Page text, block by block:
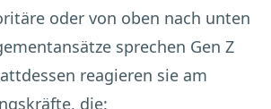
oder von oben nach unten
sprechen Gen Z
reagieren sie am
die: